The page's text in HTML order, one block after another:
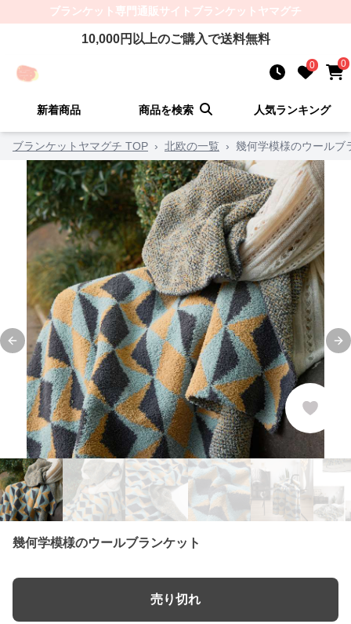
ブランケット 専門通販サイト ブランケットヤマグチ
10,000円以上のご購入で送料無料
0 0
新着商品 商品を検索 人気ランキング
ブランケットヤマグチ TOP › 北欧の一覧 › 幾何学模様のウールブ
Previous slide
幾何学模様のウールブランケット
売り切れ